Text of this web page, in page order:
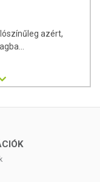
azért,